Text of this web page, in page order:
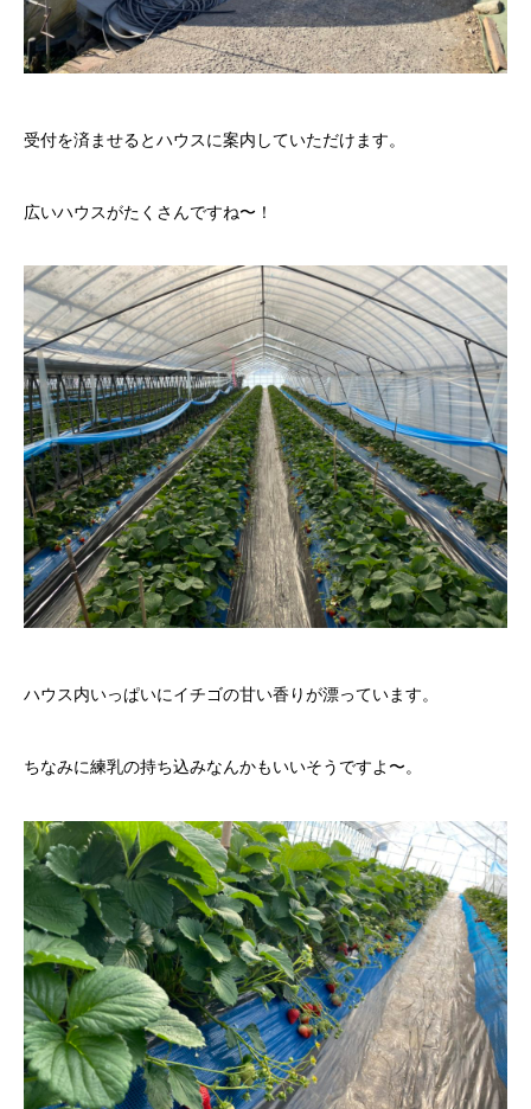
受付を済ませるとハウスに案内していただけます。
広いハウスがたくさんですね〜！
ハウス内いっぱいにイチゴの甘い香りが漂っています。
ちなみに練乳の持ち込みなんかもいいそうですよ〜。